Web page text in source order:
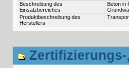
Beschreibung des
Einsatzbereiches:
Beton in
Produktbeschreibung des
Herstellers: